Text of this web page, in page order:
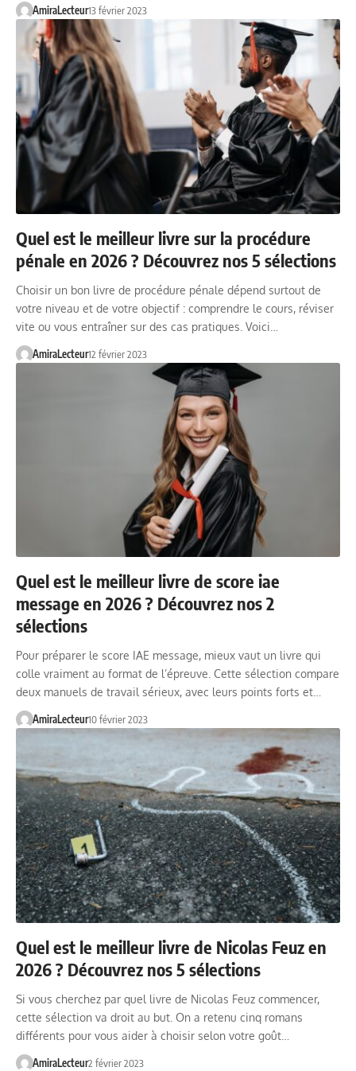
AmiraLecteur13 février 2023
Quel est le meilleur livre sur la procédure
pénale en 2026 ? Découvrez nos 5 sélections
Choisir un bon livre de procédure pénale dépend surtout de
votre niveau et de votre objectif : comprendre le cours, réviser
vite ou vous entraîner sur des cas pratiques. Voici…
AmiraLecteur12 février 2023
Quel est le meilleur livre de score iae
message en 2026 ? Découvrez nos 2
sélections
Pour préparer le score IAE message, mieux vaut un livre qui
colle vraiment au format de l’épreuve. Cette sélection compare
deux manuels de travail sérieux, avec leurs points forts et…
AmiraLecteur10 février 2023
Quel est le meilleur livre de Nicolas Feuz en
2026 ? Découvrez nos 5 sélections
Si vous cherchez par quel livre de Nicolas Feuz commencer,
cette sélection va droit au but. On a retenu cinq romans
différents pour vous aider à choisir selon votre goût…
AmiraLecteur2 février 2023